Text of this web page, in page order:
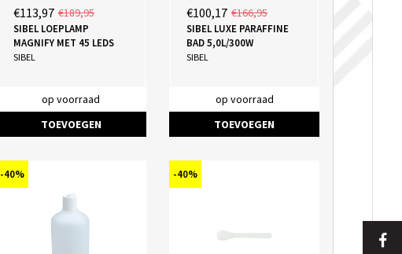
€113,97 €189,95
SIBEL LOEPLAMP
MAGNIFY MET 45 LEDS
SIBEL
op voorraad
TOEVOEGEN
€100,17 €166,95
SIBEL LUXE PARAFFINE
BAD 5,0L/300W
SIBEL
op voorraad
TOEVOEGEN
-40% -40%